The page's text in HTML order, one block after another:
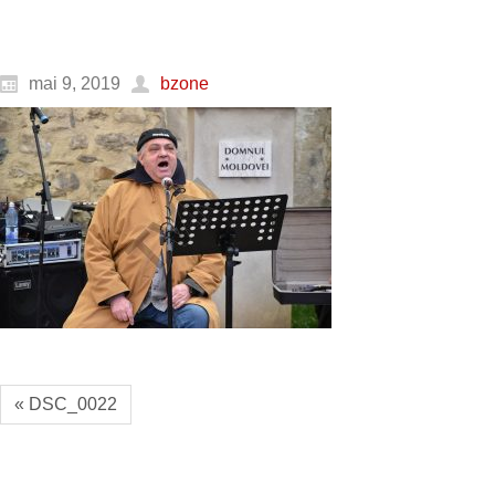
mai 9, 2019 bzone
« DSC_0022